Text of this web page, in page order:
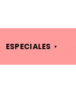
ESPECIALES